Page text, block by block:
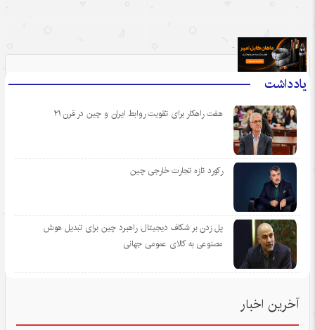
یادداشت
هفت راهکار برای تقویت روابط ایران و چین در قرن ۲۱
رکورد تازه تجارت خارجی چین
پل زدن بر شکاف دیجیتال: راهبرد چین برای تبدیل هوش
مصنوعی به کالای عمومی جهانی
.
آخرین اخبار